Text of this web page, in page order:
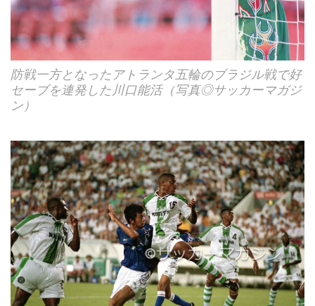
防戦一方となったアトランタ五輪のブラジル戦で好
セーブを連発した川口能活（写真◎サッカーマガジ
ン）